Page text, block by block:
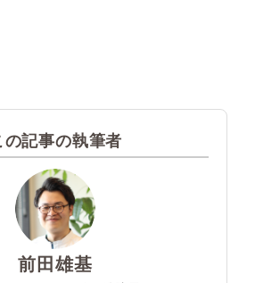
の記事の執筆者
前田雄基